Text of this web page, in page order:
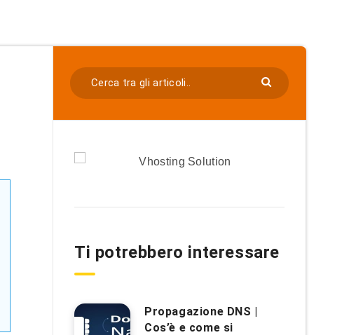
Ti potrebbero interessare
Propagazione DNS |
Cos’è e come si